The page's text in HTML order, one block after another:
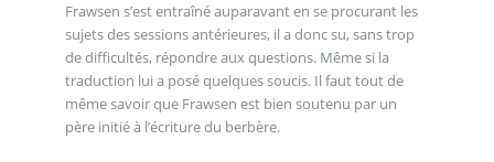
Frawsen s’est entraîné auparavant en se procurant les
sujets des sessions antérieures, il a donc su, sans trop
de difficultés, répondre aux questions. Même si la
traduction lui a posé quelques soucis. Il faut tout de
même savoir que Frawsen est bien soutenu par un
père initié à l’écriture du berbère.